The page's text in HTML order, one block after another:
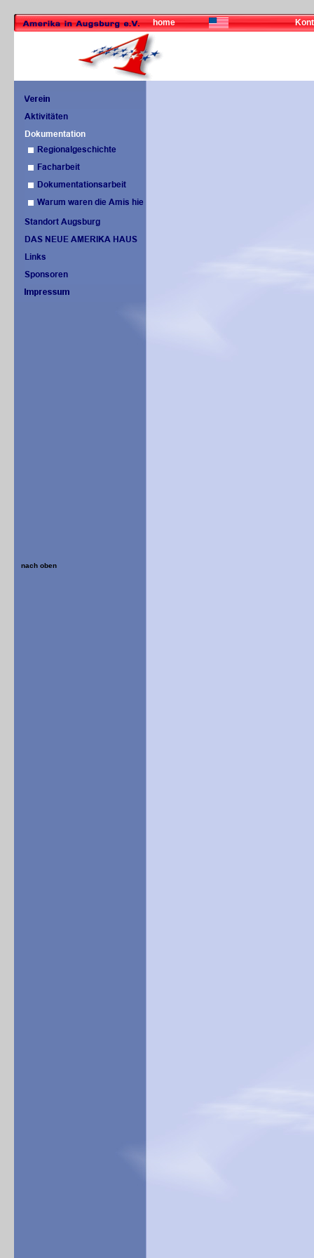
home
nach oben